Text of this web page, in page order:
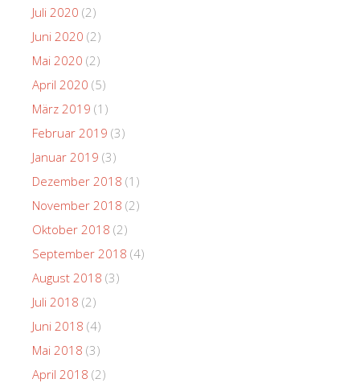
Juli 2020 (2)
Juni 2020 (2)
Mai 2020 (2)
April 2020 (5)
März 2019 (1)
Februar 2019 (3)
Januar 2019 (3)
Dezember 2018 (1)
November 2018 (2)
Oktober 2018 (2)
September 2018 (4)
August 2018 (3)
Juli 2018 (2)
Juni 2018 (4)
Mai 2018 (3)
April 2018 (2)